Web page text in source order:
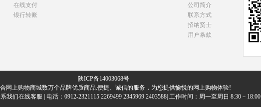
在线支付
银行转账
公司简介
联系方式
招纳贤士
用户条款
陕ICP备14003068号
网上购物商城数万个品牌优质商品.便捷、诚信的服务，为您提供愉悦的网上购物体验!
我们在线客服 | 电话：0912-2321115 2269499 2345969 2403588| 工作时间：周一至周日 8:30－18:00